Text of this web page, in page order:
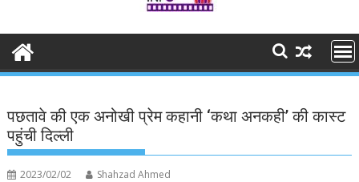
पछतावे की एक अनोखी प्रेम कहानी ‘कथा अनकही’ की कास्ट
पहुंची दिल्ली
2023/02/02 Shahzad Ahmed